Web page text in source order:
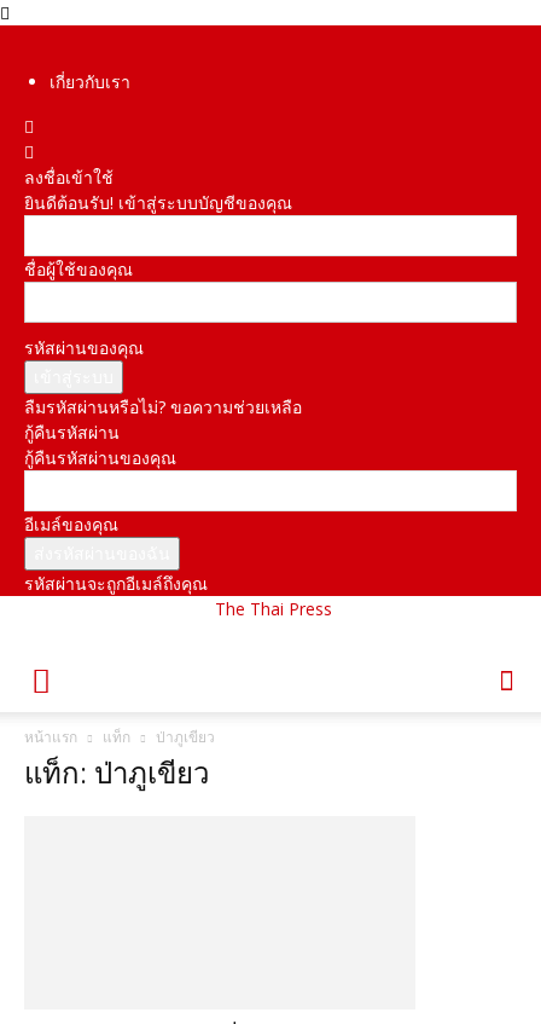
เกี่ยวกับเรา
ลงชื่อเข้าใช้
ยินดีต้อนรับ! เข้าสู่ระบบบัญชีของคุณ
ชื่อผู้ใช้ของคุณ
รหัสผ่านของคุณ
ลืมรหัสผ่านหรือไม่? ขอความช่วยเหลือ
กู้คืนรหัสผ่าน
กู้คืนรหัสผ่านของคุณ
อีเมล์ของคุณ
รหัสผ่านจะถูกอีเมล์ถึงคุณ
The Thai Press
หน้าแรก แท็ก ป่าภูเขียว
แท็ก: ป่าภูเขียว